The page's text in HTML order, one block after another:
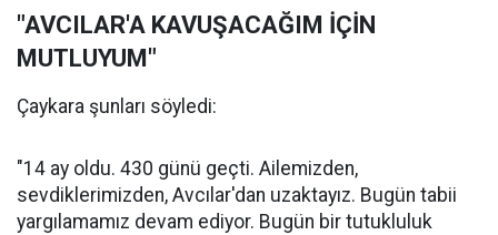
"AVCILAR'A KAVUŞACAĞIM İÇİN
MUTLUYUM"
Çaykara şunları söyledi:
"14 ay oldu. 430 günü geçti. Ailemizden,
sevdiklerimizden, Avcılar'dan uzaktayız. Bugün tabii
yargılamamız devam ediyor. Bugün bir tutukluluk